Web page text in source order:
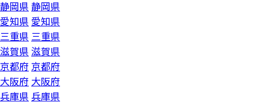
静岡県 静岡県
愛知県 愛知県
三重県 三重県
滋賀県 滋賀県
京都府 京都府
大阪府 大阪府
兵庫県 兵庫県